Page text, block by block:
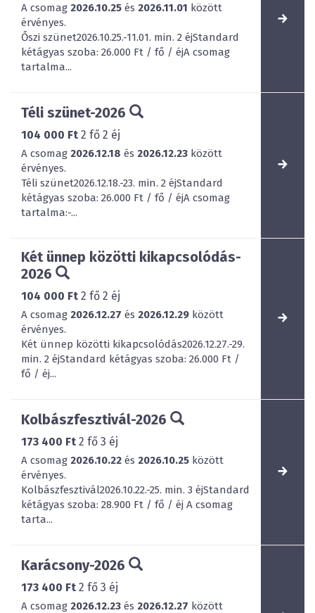
A csomag 2026.10.25 és 2026.11.01 között
érvényes.
Őszi szünet2026.10.25.-11.01. min. 2 éjStandard
kétágyas szoba: 26.000 Ft / fő / éjA csomag
tartalma...
Téli szünet-2026
104 000 Ft 2 fő 2 éj
A csomag 2026.12.18 és 2026.12.23 között
érvényes.
Téli szünet2026.12.18.-23. min. 2 éjStandard
kétágyas szoba: 26.000 Ft / fő / éjA csomag
tartalma:-...
Két ünnep közötti kikapcsolódás-
2026
104 000 Ft 2 fő 2 éj
A csomag 2026.12.27 és 2026.12.29 között
érvényes.
Két ünnep közötti kikapcsolódás2026.12.27.-29.
min. 2 éjStandard kétágyas szoba: 26.000 Ft /
fő / éj...
Kolbászfesztivál-2026
173 400 Ft 2 fő 3 éj
A csomag 2026.10.22 és 2026.10.25 között
érvényes.
Kolbászfesztivál2026.10.22.-25. min. 3 éjStandard
kétágyas szoba: 28.900 Ft / fő / éj A csomag
tarta...
Karácsony-2026
173 400 Ft 2 fő 3 éj
A csomag 2026.12.23 és 2026.12.27 között